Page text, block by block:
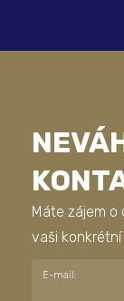
Máte zájem o
vaši
E-mail: